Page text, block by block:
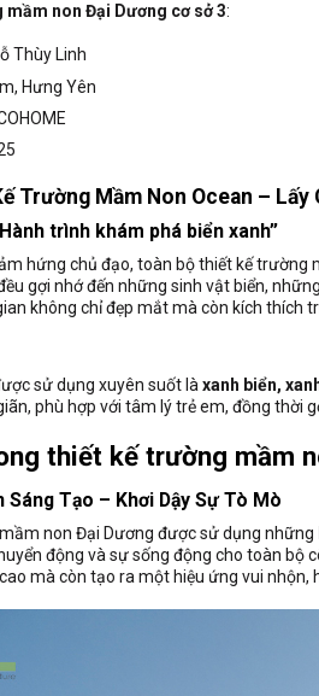
non Đại Dương cơ sở 3:
Thùy Linh
Hưng Yên
Trường Mầm Non Ocean –
trình khám phá biển xanh”
hứng chủ đạo, toàn bộ thiết kế
gợi nhớ đến những sinh vật biển,
không chỉ đẹp mắt mà còn kích thích
sử dụng xuyên suốt làxanh biển,
phù hợp với tâm lý trẻ em, đồng thời
thiết kế trường mầm
Tạo – Khơi Dậy Sự Tò Mò
non Đại Dương được sử dụng những
động và sự sống động cho toàn bộ
mà còn tạo ra một hiệu ứng vui nhộn,